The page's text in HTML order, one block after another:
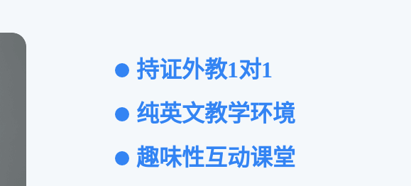
持证外教1对1
纯英文教学环境
趣味性互动课堂